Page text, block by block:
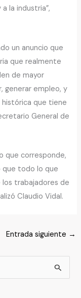
la industria”,
un anuncio que
que realmente
de mayor
generar empleo, y
histórica que tiene
General de
que corresponde,
que todo lo que
trabajadores de
Claudio Vidal.
Entrada siguiente →